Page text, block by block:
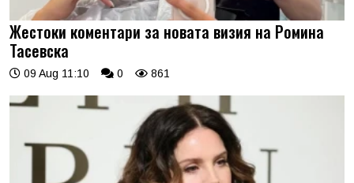
Жестоки коментари за новата визия на Ромина
Тасевска
09 Aug 11:10 0 861